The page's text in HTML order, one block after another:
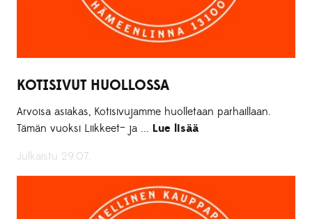
KOTISIVUT HUOLLOSSA
Arvoisa asiakas, Kotisivujamme huolletaan parhaillaan.
Tämän vuoksi Liikkeet– ja ... Lue lisää
Julkaistu 29.07.